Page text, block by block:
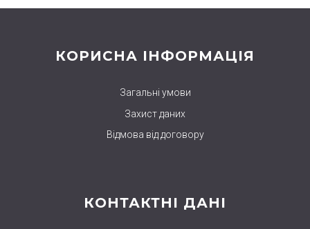
КОРИСНА ІНФОРМАЦІЯ
Загальні умови
Захист даних
Відмова від договору
КОНТАКТНІ ДАНІ